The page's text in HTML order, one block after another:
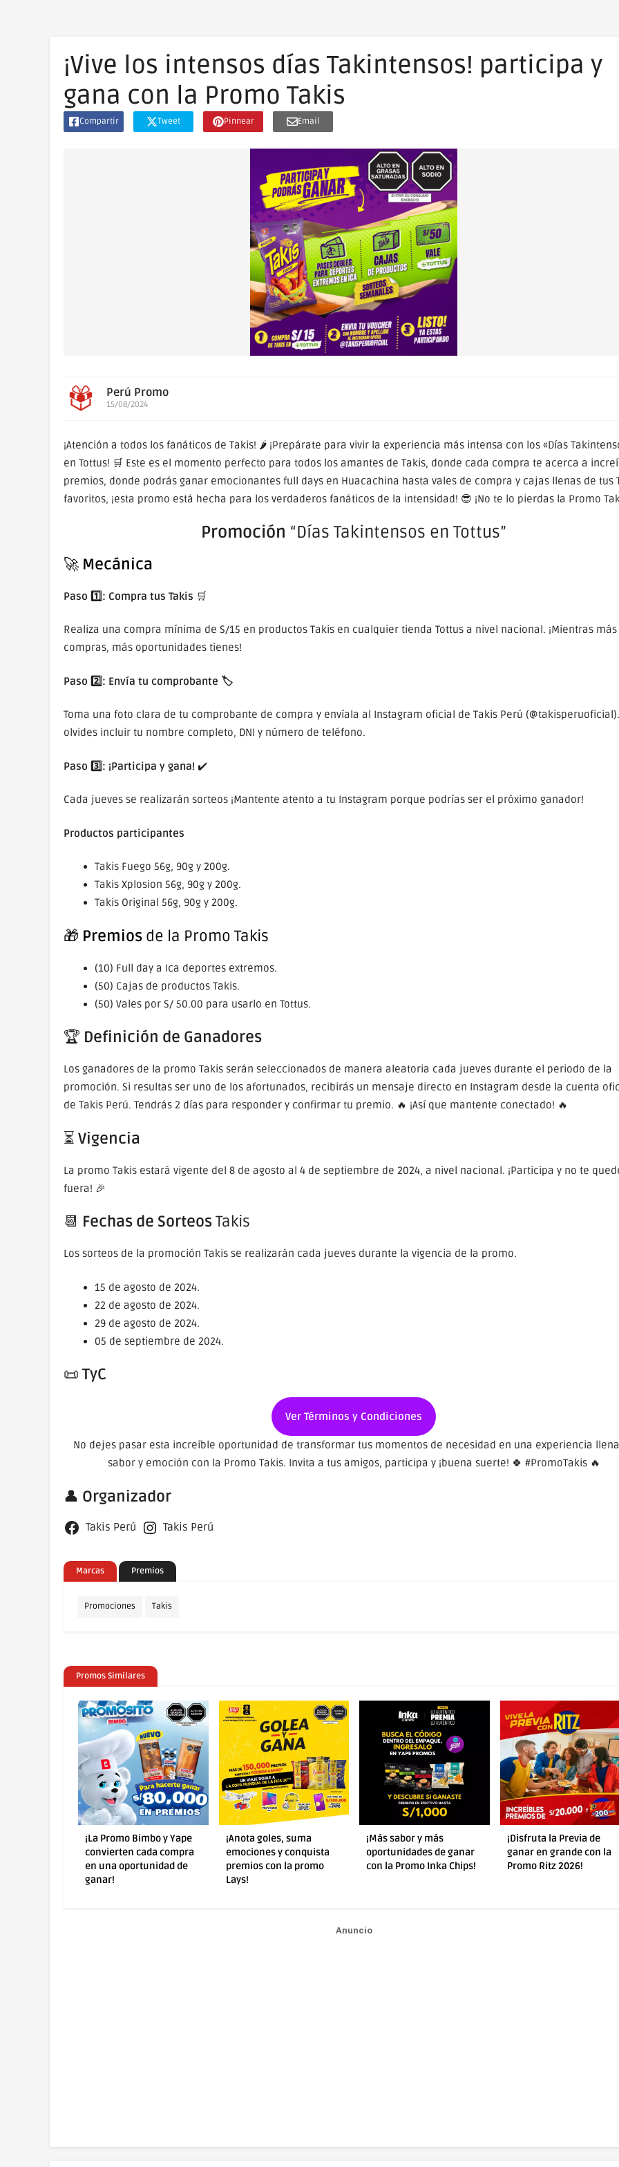
¡Vive los intensos días Takintensos! participa y
gana con la Promo Takis
Compartir Tweet Pinnear Email
Perú Promo
15/08/2024
¡Atención a todos los fanáticos de Takis! 🌶️ ¡Prepárate para vivir la experiencia más intensa con los «Días
en Tottus! 🛒 Este es el momento perfecto para todos los amantes de Takis, donde cada compra te acerca a
premios, donde podrás ganar emocionantes full days en Huacachina hasta vales de compra y cajas llenas de tus
favoritos, ¡esta promo está hecha para los verdaderos fanáticos de la intensidad! 😎 ¡No te lo pierdas la Promo
Promoción “Días Takintensos en Tottus”
🚀 Mecánica
Paso 1️⃣: Compra tus Takis 🛒
Realiza una compra mínima de S/15 en productos Takis en cualquier tienda Tottus a nivel nacional. ¡Mientras más
compras, más oportunidades tienes!
Paso 2️⃣: Envía tu comprobante 🏷️
Toma una foto clara de tu comprobante de compra y envíala al Instagram oficial de Takis Perú
olvides incluir tu nombre completo, DNI y número de teléfono.
Paso 3️⃣: ¡Participa y gana! ✔️
Cada jueves se realizarán sorteos ¡Mantente atento a tu Instagram porque podrías ser el próximo ganador!
Productos participantes
Takis Fuego 56g, 90g y 200g.
Takis Xplosion 56g, 90g y 200g.
Takis Original 56g, 90g y 200g.
🎁 Premios de la Promo Takis
(10) Full day a Ica deportes extremos.
(50) Cajas de productos Takis.
(50) Vales por S/ 50.00 para usarlo en Tottus.
🏆 Definición de Ganadores
Los ganadores de la promo Takis serán seleccionados de manera aleatoria cada jueves durante el periodo de la
promoción. Si resultas ser uno de los afortunados, recibirás un mensaje directo en Instagram desde la cuenta
de Takis Perú. Tendrás 2 días para responder y confirmar tu premio. 🔥 ¡Así que mantente conectado! 🔥
⏳ Vigencia
La promo Takis estará vigente del 8 de agosto al 4 de septiembre de 2024, a nivel nacional. ¡Participa y no te
fuera! 🎉
📆 Fechas de SorteosTakis
Los sorteos de la promoción Takis se realizarán cada jueves durante la vigencia de la promo.
15 de agosto de 2024.
22 de agosto de 2024.
29 de agosto de 2024.
05 de septiembre de 2024.
📜TyC
Ver Términos y Condiciones
No dejes pasar esta increíble oportunidad de transformar tus momentos de necesidad en una experiencia
sabor y emoción con la Promo Takis. Invita a tus amigos, participa y ¡buena suerte! 🍀 #PromoTakis 🔥
👤 Organizador
Takis Perú Takis Perú
Marcas Premios
Promociones Takis
Promos Similares
¡Anota goles, suma
emociones y conquista
premios con la promo
Lays!
¡Más sabor y más
oportunidades de ganar
con la Promo Inka Chips!
¡Disfruta la Previa de
ganar en grande con la
Promo Ritz 2026!
¡Gana S/ 50,000 con tus
salsas favoritas de la
Promo AlaCena!
Anuncio